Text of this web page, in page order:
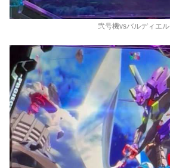
弐号機vsバルディエル